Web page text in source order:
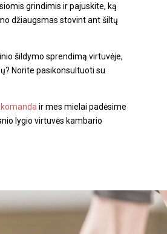
grindimis ir pajuskite, ką
džiaugsmas stovint ant šiltų
šildymo sprendimą virtuvėje,
Norite pasikonsultuoti su
ir mes mielai padėsime
lygio virtuvės kambario